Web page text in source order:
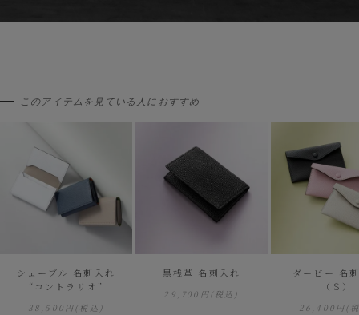
このアイテムを見ている人におすすめ
シェーブル 名刺入れ
“コントラリオ”
38,500円(税込)
黒桟革 名刺入れ
29,700円(税込)
ダービー 名
（Ｓ）
26,400円(